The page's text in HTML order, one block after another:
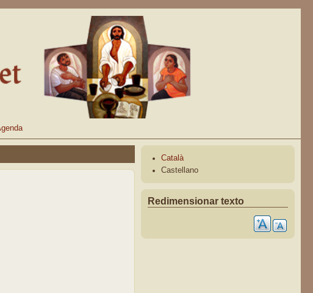
Català
Castellano
Redimensionar texto